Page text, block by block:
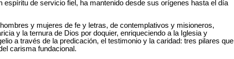
de servicio fiel, ha mantenido desde sus orígenes hasta el día
y mujeres de fe y letras, de contemplativos y misioneros,
y la ternura de Dios por doquier, enriqueciendo a la Iglesia y
a través de la predicación, el testimonio y la caridad: tres pilares que
carisma fundacional.